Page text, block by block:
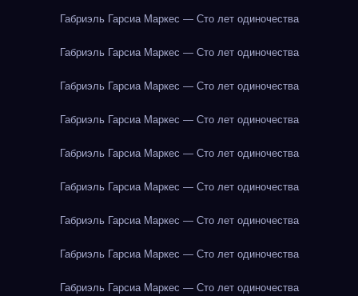
Габриэль Гарсиа Маркес — Сто лет одиночества
Габриэль Гарсиа Маркес — Сто лет одиночества
Габриэль Гарсиа Маркес — Сто лет одиночества
Габриэль Гарсиа Маркес — Сто лет одиночества
Габриэль Гарсиа Маркес — Сто лет одиночества
Габриэль Гарсиа Маркес — Сто лет одиночества
Габриэль Гарсиа Маркес — Сто лет одиночества
Габриэль Гарсиа Маркес — Сто лет одиночества
Габриэль Гарсиа Маркес — Сто лет одиночества